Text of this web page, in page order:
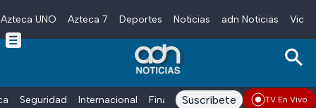
Skip to main content
Azteca UNO Azteca 7 Deportes Noticias adn Noticias
Seguridad Internacional Finanzas adn Noticias Radio
Suscríbete TV En Vivo